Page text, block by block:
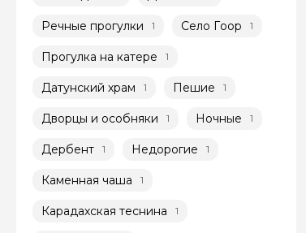
Речные прогулки 1 Село Гоор 1
Прогулка на катере 1
Датунский храм 1 Пешие 1
Дворцы и особняки 1 Ночные 1
Дербент 1 Недорогие 1
Каменная чаша 1
Карадахская теснина 1